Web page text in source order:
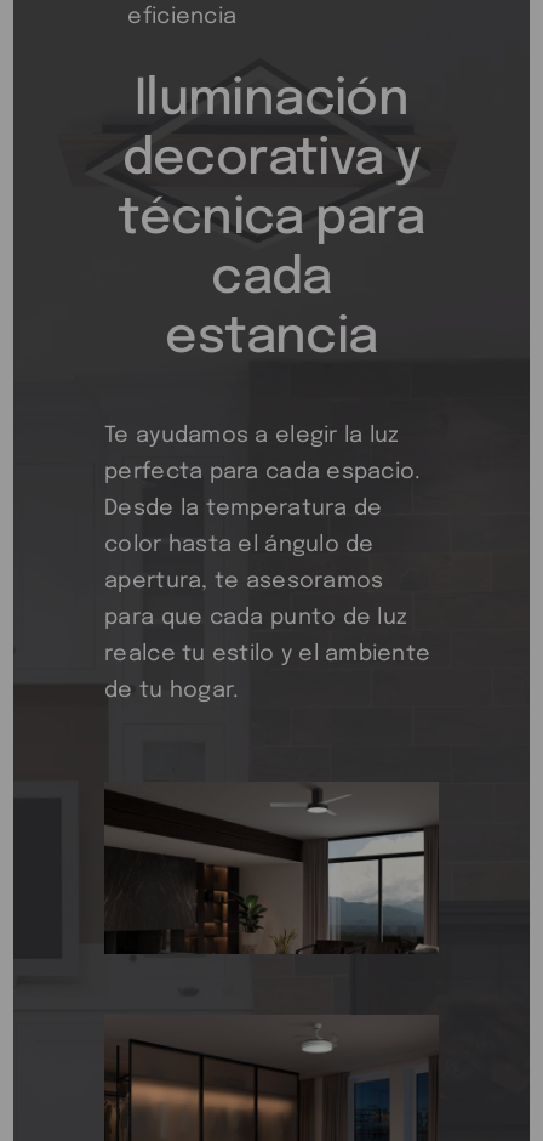
Descúbre más opiniones
Ilumina con estilo y
eficiencia
Iluminación
decorativa y
técnica para
estancia
Te ayudamos a elegir la luz
perfecta para cada espacio.
color hasta el ángulo de
apertura, te asesoramos
para que cada punto de luz
realce tu estilo y el ambiente